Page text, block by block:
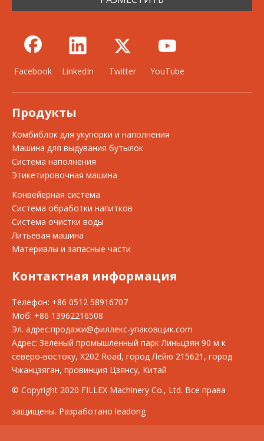
Facebook LinkedIn Twitter YouTube
Продукты
Комбиблок для укупорки и наполнения
Машина для выдувания бутылок
Система наполнения
Этикетировочная машина
Конвейерная система
Система обработки напитков
Система очистки воды
Литьевая машина
Материалы и запасные части
Контактная информация
Телефон: +86 0512 58916707
Моб: +86 13962216508
Эл. адрес:продажи@филлекс-упаковщик.com
Адрес: Зеленый промышленный парк Линьцзян 90 м к
северо-востоку, X202 Road, город Лейю 215621, город
Чжанцзяган, провинция Цзянсу, Китай
© Copyright 2020 FILLEX Machinery Co., Ltd. Все права
защищены. Разработано leadong